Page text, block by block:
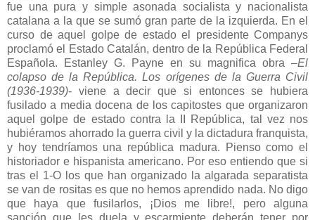
fue una pura y simple asonada socialista y nacionalista
catalana a la que se sumó gran parte de la izquierda. En el
curso de aquel golpe de estado el presidente Companys
proclamó el Estado Catalán, dentro de la República Federal
Española. Estanley G. Payne en su magnifica obra –El
colapso de la República. Los orígenes de la Guerra Civil
(1936-1939)- viene a decir que si entonces se hubiera
fusilado a media docena de los capitostes que organizaron
aquel golpe de estado contra la II República, tal vez nos
hubiéramos ahorrado la guerra civil y la dictadura franquista,
y hoy tendríamos una república madura. Pienso como el
historiador e hispanista americano. Por eso entiendo que si
tras el 1-O los que han organizado la algarada separatista
se van de rositas es que no hemos aprendido nada. No digo
que haya que fusilarlos, ¡Dios me libre!, pero alguna